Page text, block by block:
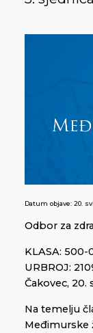
Datum objave: 20.
Odbor za
KLASA: 500-
URBROJ:
Čakovec, 20.
Na temelju
Međimurske